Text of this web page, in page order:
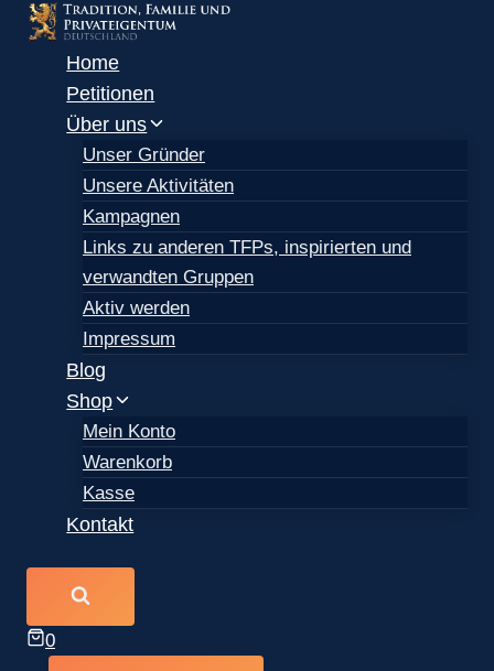
Zum
Inhalt
springenHome
Petitionen
Über uns
Unser Gründer
Unsere Aktivitäten
Kampagnen
Links zu anderen TFPs, inspirierten und
verwandten Gruppen
Aktiv werden
Impressum
Blog
Shop
Mein Konto
Warenkorb
Kasse
Kontakt
0